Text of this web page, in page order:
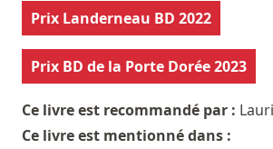
Prix Landerneau BD 2022
Prix BD de la Porte Dorée 2023
Ce livre est recommandé par :
Ce livre est mentionné dans :